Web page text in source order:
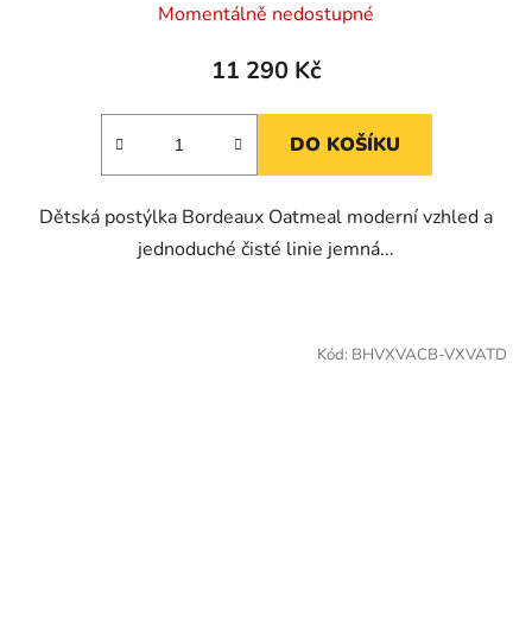
Momentálně nedostupné
11 290 Kč
DO KOŠÍKU
Dětská postýlka Bordeaux Oatmeal moderní vzhled a
jednoduché čisté linie jemná...
Kód: BHVXVACB-VXVATD